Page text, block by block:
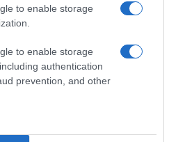
to enable storage
to enable storage
authentication
prevention, and other
nova gama de gelados